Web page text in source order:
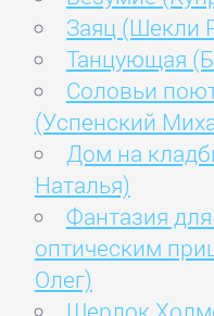
Заяц (Шекли
Танцующая
Соловьи
(Успенский
Дом на
Наталья)
Фантазия
оптическим
Олег)